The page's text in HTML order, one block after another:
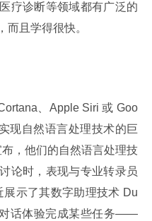
疗诊断等领域都有广泛的
而且学得很快。
、Apple Siri 或 Goo
现自然语言处理技术的巨
，他们的自然语言处理技
论时，表现与专业转录员
示了其数字助理技术 Du
话体验完成某些任务——